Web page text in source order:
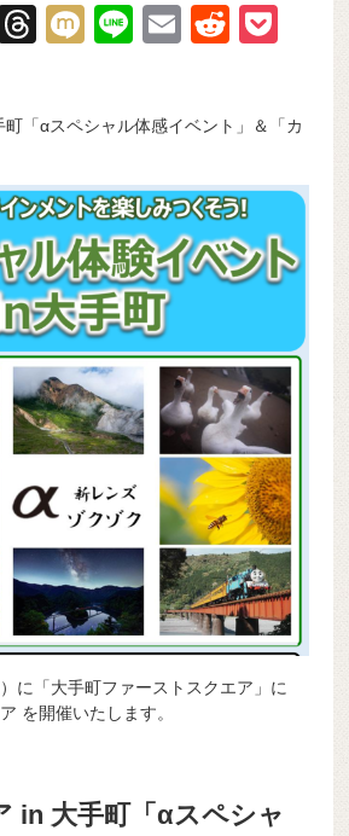
H
T
a
d
s
M
Li
E
R
di
t
et
町「αスペシャル体感イベント」＆「カ
に「大手町ファーストスクエア」に
を開催いたします。
in 大手町「αスペシャ